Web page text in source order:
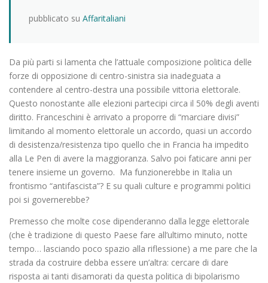
pubblicato su Affaritaliani
Da più parti si lamenta che l’attuale composizione politica delle
forze di opposizione di centro-sinistra sia inadeguata a
contendere al centro-destra una possibile vittoria elettorale.
Questo nonostante alle elezioni partecipi circa il 50% degli aventi
diritto. Franceschini è arrivato a proporre di “marciare divisi”
limitando al momento elettorale un accordo, quasi un accordo
di desistenza/resistenza tipo quello che in Francia ha impedito
alla Le Pen di avere la maggioranza. Salvo poi faticare anni per
tenere insieme un governo. Ma funzionerebbe in Italia un
frontismo “antifascista”? E su quali culture e programmi politici
poi si governerebbe?
Premesso che molte cose dipenderanno dalla legge elettorale
(che è tradizione di questo Paese fare all’ultimo minuto, notte
tempo… lasciando poco spazio alla riflessione) a me pare che la
strada da costruire debba essere un’altra: cercare di dare
risposta ai tanti disamorati da questa politica di bipolarismo